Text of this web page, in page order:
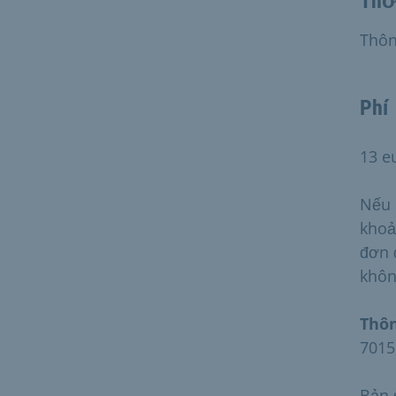
Phí
13
đơn